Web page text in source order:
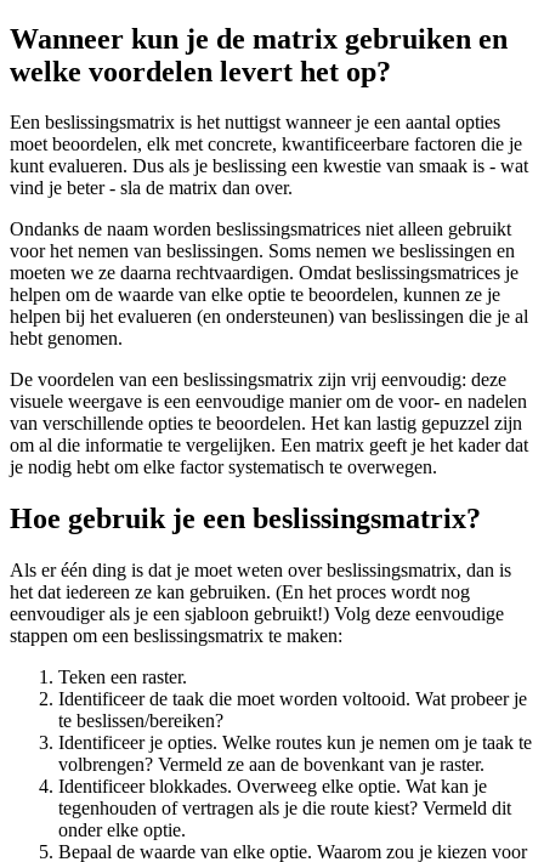
Wanneer kun je de matrix gebruiken en
welke voordelen levert het op?
Een beslissingsmatrix is het nuttigst wanneer je een aantal opties
moet beoordelen, elk met concrete, kwantificeerbare factoren die je
kunt evalueren. Dus als je beslissing een kwestie van smaak is - wat
vind je beter - sla de matrix dan over.
Ondanks de naam worden beslissingsmatrices niet alleen gebruikt
voor het nemen van beslissingen. Soms nemen we beslissingen en
moeten we ze daarna rechtvaardigen. Omdat beslissingsmatrices je
helpen om de waarde van elke optie te beoordelen, kunnen ze je
helpen bij het evalueren (en ondersteunen) van beslissingen die je al
hebt genomen.
De voordelen van een beslissingsmatrix zijn vrij eenvoudig: deze
visuele weergave is een eenvoudige manier om de voor- en nadelen
van verschillende opties te beoordelen. Het kan lastig gepuzzel zijn
om al die informatie te vergelijken. Een matrix geeft je het kader dat
je nodig hebt om elke factor systematisch te overwegen.
Hoe gebruik je een beslissingsmatrix?
Als er één ding is dat je moet weten over beslissingsmatrix, dan is
het dat iedereen ze kan gebruiken. (En het proces wordt nog
eenvoudiger als je een sjabloon gebruikt!) Volg deze eenvoudige
stappen om een beslissingsmatrix te maken:
Teken een raster.
Identificeer de taak die moet worden voltooid. Wat probeer je
te beslissen/​bereiken?
Identificeer je opties. Welke routes kun je nemen om je taak te
volbrengen? Vermeld ze aan de bovenkant van je raster.
Identificeer blokkades. Overweeg elke optie. Wat kan je
tegenhouden of vertragen als je die route kiest? Vermeld dit
onder elke optie.
Bepaal de waarde van elke optie. Waarom zou je kiezen voor